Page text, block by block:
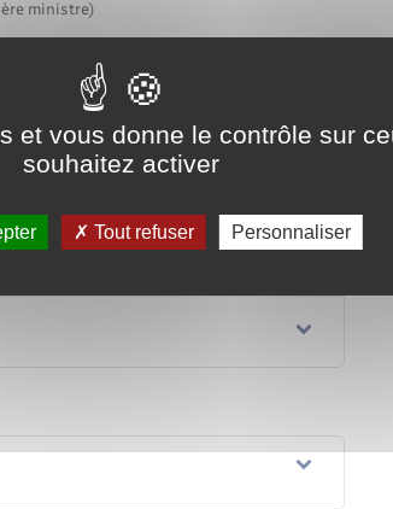
ministre)
administrative et l'évolution de votre
Tout replier Tout déplier
et vous donne le contrôle sur
souhaitez activer
Tout refuser Personnaliser